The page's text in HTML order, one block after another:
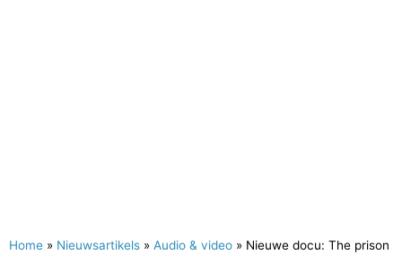
Home » Nieuwsartikels » Audio & video » Nieuwe docu: The prison